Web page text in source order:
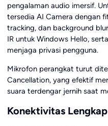
pengalaman audio imersif.
tersedia AI Camera dengan
tracking, dan background
IR untuk Windows Hello,
menjaga privasi pengguna.
Mikrofon perangkat turut
Cancellation, yang efektif
suara terdengar jernih saat
Konektivitas Lengkap